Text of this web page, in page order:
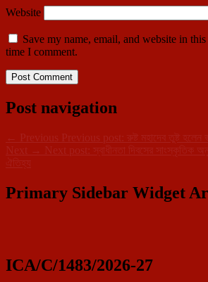
Website
Save my name, email, and website in
time I comment.
Post navigation
← Previous Previous post:
রুষ্ট মহাদেব তুষ্ট হলেন
Next → Next post:
স্বাধীনতা দিবসের সাংস্কৃতিক
ঐতিহ্য
Primary Sidebar Widget
ICA/C/1483/2026-27